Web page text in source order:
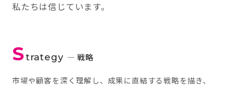
私たちは信じています。
Strategy — 戦略
市場や顧客を深く理解し、成果に直結する戦略を描き、